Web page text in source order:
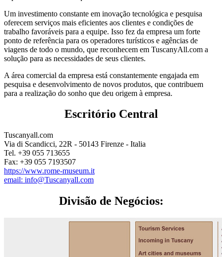
Um investimento constante em inovação tecnológica e pesquisa
oferecem serviços mais eficientes aos clientes e condições de
trabalho favoráveis para a equipe. Isso fez da empresa um forte
ponto de referência para os operadores turísticos e agências de
viagens de todo o mundo, que reconhecem em TuscanyAll.com a
solução para as necessidades de seus clientes.
A área comercial da empresa está constantemente engajada em
pesquisa e desenvolvimento de novos produtos, que contribuem
para a realização do sonho que deu origem à empresa.
Escritório Central
Tuscanyall.com
Via di Scandicci, 22R - 50143 Firenze - Italia
Tel. +39 055 713655
Fax: +39 055 7193507
https://www.rome-museum.it
email: info@Tuscanyall.com
Divisão de Negócios: